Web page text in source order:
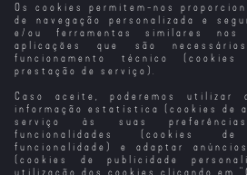
Os cookies permitem-nos
de navegação personalizada e
e/ou ferramentas similares nos
aplicações que são
funcionamento técnico
prestação de serviço).
Caso aceite, poderemos utilizar
informação estatística (cookies de
serviço às suas
funcionalidades (cookies
funcionalidade) e adaptar
(cookies de publicidade